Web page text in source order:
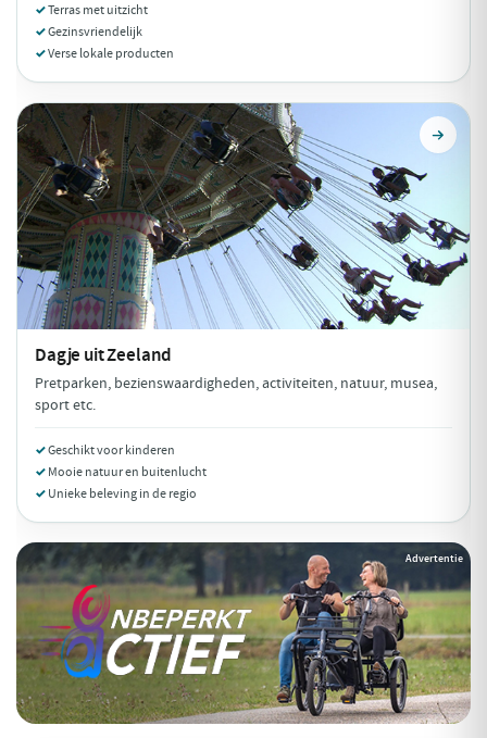
Terras met uitzicht
Gezinsvriendelijk
Verse lokale producten
Dagje uitZeeland
Pretparken, bezienswaardigheden, activiteiten, natuur, musea,
sport etc.
Geschikt voor kinderen
Mooie natuur en buitenlucht
Unieke beleving in de regio